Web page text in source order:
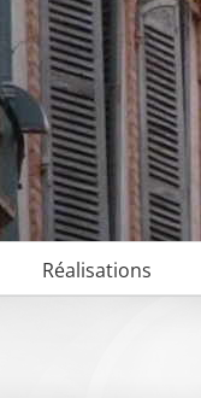
Réalisations